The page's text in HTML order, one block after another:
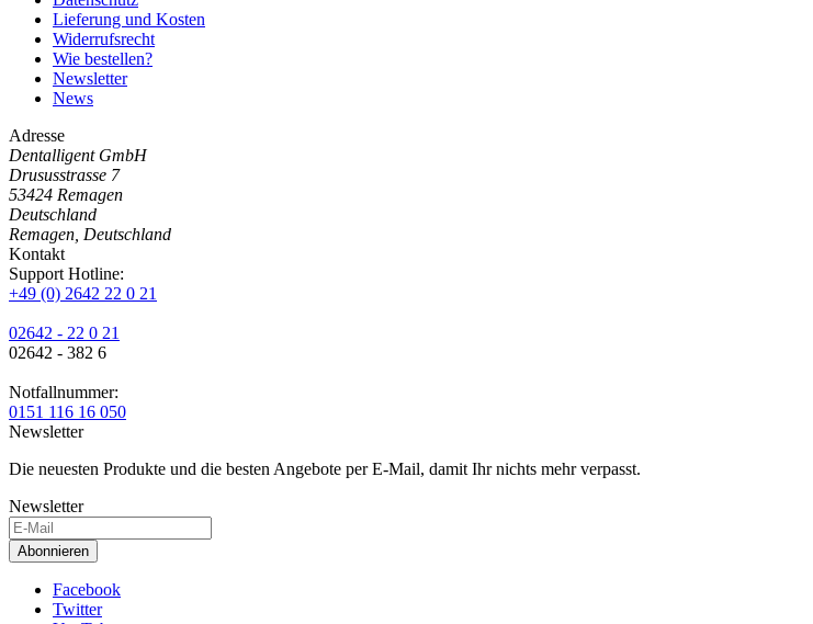
Lieferung und Kosten
Widerrufsrecht
Wie bestellen?
Newsletter
News
Adresse
Dentalligent GmbH
Drususstrasse 7
53424 Remagen
Deutschland
Remagen, Deutschland
Kontakt
Support Hotline:
+49 (0) 2642 22 0 21
02642 - 22 0 21
02642 - 382 6
Notfallnummer:
0151 116 16 050
Newsletter
Die neuesten Produkte und die besten Angebote per E-Mail, damit Ihr nichts mehr verpasst.
Newsletter
Abonnieren
Facebook
Twitter